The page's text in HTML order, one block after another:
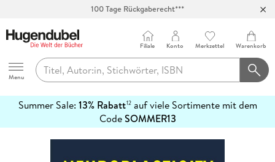
100 Tage Rückgaberecht***
Hugendubel
Menu
Filiale Konto Merkzettel Warenkorb
Summer Sale: 13% Rabatt12auf viele Sortimente mit dem
CodeSOMMER13
erfahren